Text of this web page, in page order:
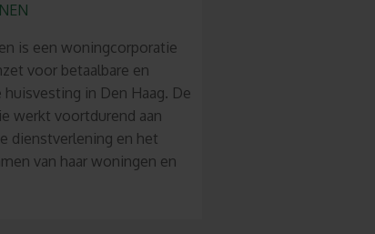
is een woningcorporatie
voor betaalbare en
huisvesting in Den Haag. De
werkt voortdurend aan
dienstverlening en het
van haar woningen en